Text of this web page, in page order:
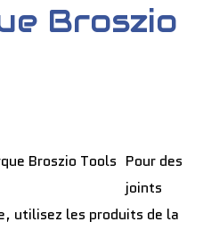
Broszio
Pour des
joints
utilisez les produits de la